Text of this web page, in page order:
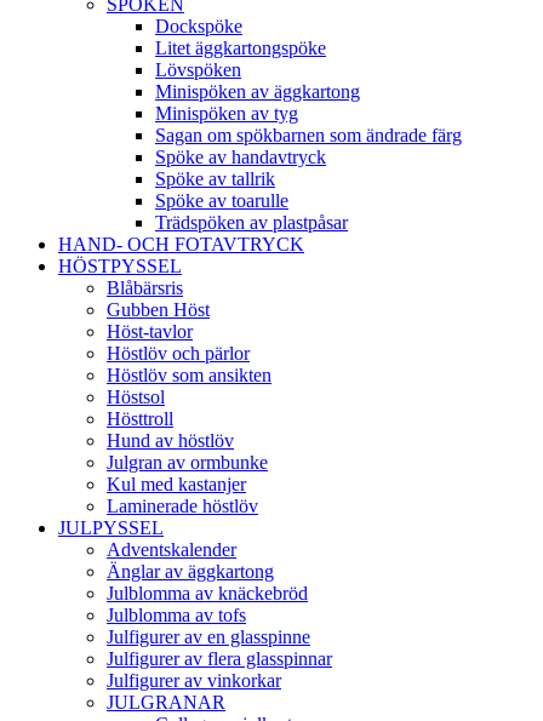
Dockspöke
Litet äggkartongspöke
Lövspöken
Minispöken av äggkartong
Minispöken av tyg
Sagan om spökbarnen som ändrade färg
Spöke av handavtryck
Spöke av tallrik
Spöke av toarulle
Trädspöken av plastpåsar
HAND- OCH FOTAVTRYCK
HÖSTPYSSEL
Blåbärsris
Gubben Höst
Höst-tavlor
Höstlöv och pärlor
Höstlöv som ansikten
Höstsol
Hösttroll
Hund av höstlöv
Julgran av ormbunke
Kul med kastanjer
Laminerade höstlöv
JULPYSSEL
Adventskalender
Änglar av äggkartong
Julblomma av knäckebröd
Julblomma av tofs
Julfigurer av en glasspinne
Julfigurer av flera glasspinnar
Julfigurer av vinkorkar
JULGRANAR